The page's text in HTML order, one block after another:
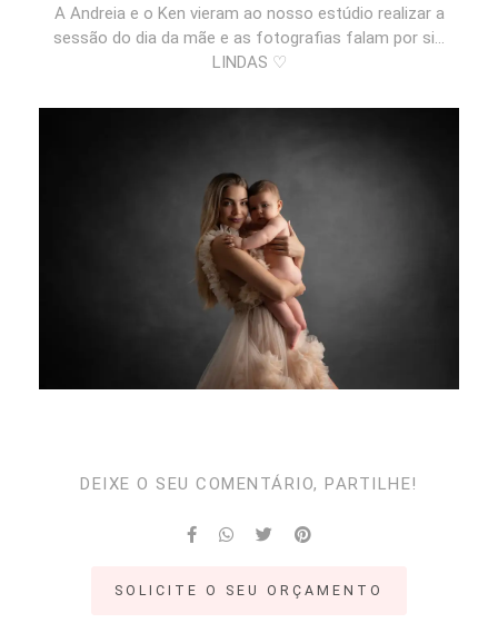
A Andreia e o Ken vieram ao nosso estúdio realizar a
sessão do dia da mãe e as fotografias falam por si...
LINDAS ♡
DEIXE O SEU COMENTÁRIO, PARTILHE!
SOLICITE O SEU ORÇAMENTO